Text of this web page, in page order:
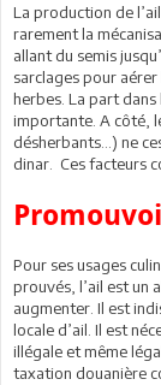
La production de
rarement la
allant du semis
sarclages pour
herbes. La part
importante. A côté,
désherbants…) ne
dinar. Ces facteurs
Pour ses usages
prouvés, l’ail est un
augmenter. Il est
locale d’ail. Il est
illégale et même
taxation douanière